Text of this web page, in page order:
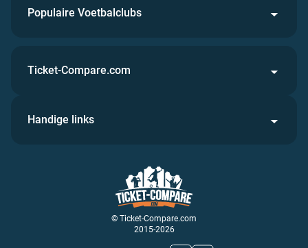
Populaire Voetbalclubs
© Ticket-Compare.com
2015-2026
Ticket-Compare.com
Handige links